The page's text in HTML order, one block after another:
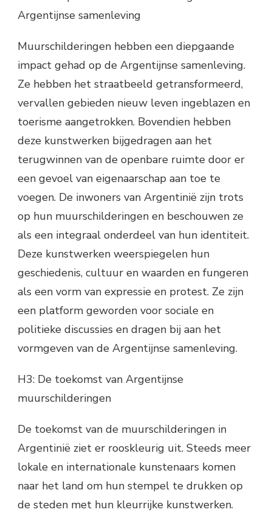
Argentijnse samenleving
Muurschilderingen hebben een diepgaande
impact gehad op de Argentijnse samenleving.
Ze hebben het straatbeeld getransformeerd,
vervallen gebieden nieuw leven ingeblazen en
toerisme aangetrokken. Bovendien hebben
deze kunstwerken bijgedragen aan het
terugwinnen van de openbare ruimte door er
een gevoel van eigenaarschap aan toe te
voegen. De inwoners van Argentinië zijn trots
op hun muurschilderingen en beschouwen ze
als een integraal onderdeel van hun identiteit.
Deze kunstwerken weerspiegelen hun
geschiedenis, cultuur en waarden en fungeren
als een vorm van expressie en protest. Ze zijn
een platform geworden voor sociale en
politieke discussies en dragen bij aan het
vormgeven van de Argentijnse samenleving.
H3: De toekomst van Argentijnse
muurschilderingen
De toekomst van de muurschilderingen in
Argentinië ziet er rooskleurig uit. Steeds meer
lokale en internationale kunstenaars komen
naar het land om hun stempel te drukken op
de steden met hun kleurrijke kunstwerken.